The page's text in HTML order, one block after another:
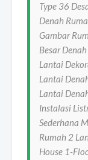
Type 36
Denah
Gambar
Besar
Lantai
Lantai
Lantai
Instalasi
Sederhana
Rumah 2
House 1-